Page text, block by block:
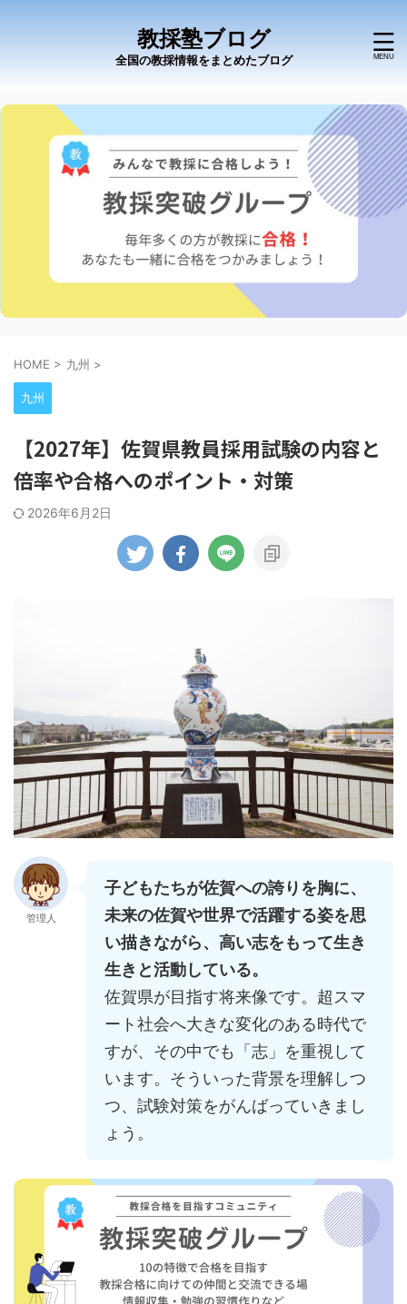
教採塾ブログ
全国の教採情報をまとめたブログ
HOME > 九州 >
九州
【2027年】佐賀県教員採用試験の内容と
倍率や合格へのポイント・対策
2026年6月2日
管理人
子どもたちが佐賀への誇りを胸に、
未来の佐賀や世界で活躍する姿を思
い描きながら、高い志をもって生き
生きと活動している。
佐賀県が目指す将来像です。超スマ
ート社会へ大きな変化のある時代で
すが、その中でも「志」を重視して
います。そういった背景を理解しつ
つ、試験対策をがんばっていきまし
ょう。